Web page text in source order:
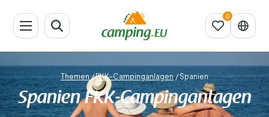
Themen /FKK-Campinganlagen/Spanien
Spanien FKK-Campinganlagen